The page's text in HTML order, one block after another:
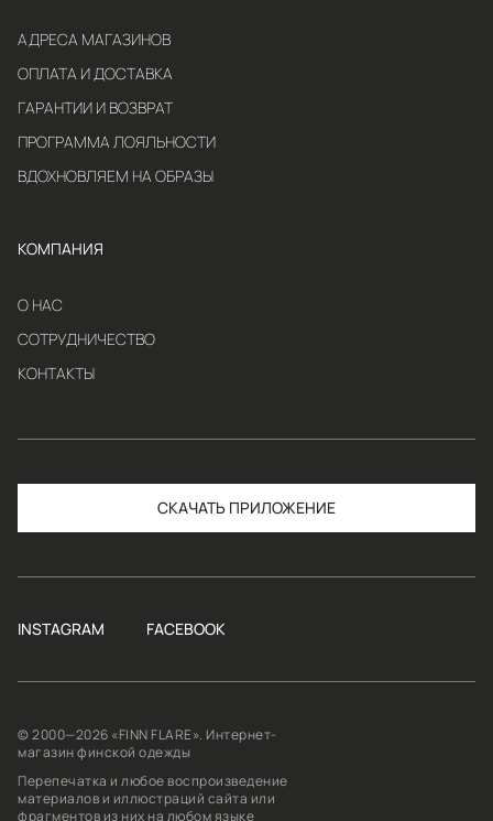
АДРЕСА МАГАЗИНОВ
ОПЛАТА И ДОСТАВКА
ГАРАНТИИ И ВОЗВРАТ
ПРОГРАММА ЛОЯЛЬНОСТИ
ВДОХНОВЛЯЕМ НА ОБРАЗЫ
КОМПАНИЯ
О НАС
СОТРУДНИЧЕСТВО
КОНТАКТЫ
СКАЧАТЬ
INSTAGRAM FACEBOOK
© 2000—2026 «FINN FLARE». Интернет-
магазин финской одежды
Перепечатка и любое воспроизведение
материалов и иллюстраций сайта или
фрагментов из них на любом языке